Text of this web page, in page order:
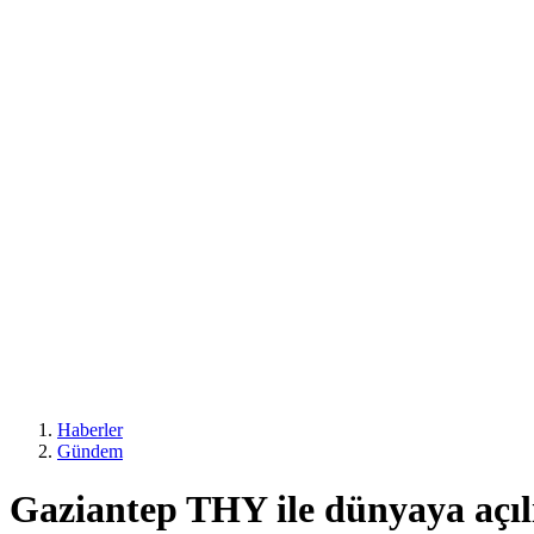
Haberler
Gündem
Gaziantep THY ile dünyaya